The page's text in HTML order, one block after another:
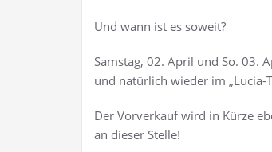
Und wann ist es soweit?
Samstag, 02. April und So. 03.
und natürlich wieder im „Lucia-
Der Vorverkauf wird in Kürze
an dieser Stelle!